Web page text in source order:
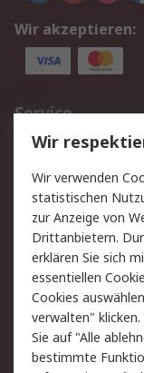
Wir akzeptieren:
Service
Value Added
Rücksendungen
Hilfe
Rechtliches
AGB
Cookie-
Copyright/
Wir
Wir verwenden
statistischen
zur Anzeige von
Drittanbietern.
erklären Sie sich
essentiellen
Cookies
verwalten"
Sie auf "Alle
bestimmte